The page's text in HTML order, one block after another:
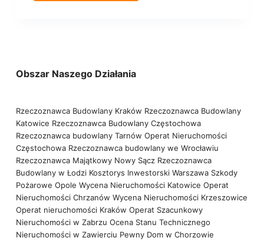
Obszar Naszego Działania
Rzeczoznawca Budowlany Kraków Rzeczoznawca Budowlany
Katowice Rzeczoznawca Budowlany Częstochowa
Rzeczoznawca budowlany Tarnów Operat Nieruchomości
Częstochowa Rzeczoznawca budowlany we Wrocławiu
Rzeczoznawca Majątkowy Nowy Sącz Rzeczoznawca
Budowlany w Łodzi Kosztorys Inwestorski Warszawa Szkody
Pożarowe Opole Wycena Nieruchomości Katowice Operat
Nieruchomości Chrzanów Wycena Nieruchomości Krzeszowice
Operat nieruchomości Kraków Operat Szacunkowy
Nieruchomości w Zabrzu Ocena Stanu Technicznego
Nieruchomości w Zawierciu Pewny Dom w Chorzowie